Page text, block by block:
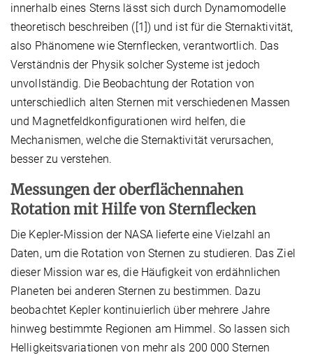
innerhalb eines Sterns lässt sich durch Dynamomodelle
theoretisch beschreiben ([1]) und ist für die Sternaktivität,
also Phänomene wie Sternflecken, verantwortlich. Das
Verständnis der Physik solcher Systeme ist jedoch
unvollständig. Die Beobachtung der Rotation von
unterschiedlich alten Sternen mit verschiedenen Massen
und Magnetfeldkonfigurationen wird helfen, die
Mechanismen, welche die Sternaktivität verursachen,
besser zu verstehen.
Messungen der oberflächennahen
Rotation mit Hilfe von Sternflecken
Die Kepler-Mission der NASA lieferte eine Vielzahl an
Daten, um die Rotation von Sternen zu studieren. Das Ziel
dieser Mission war es, die Häufigkeit von erdähnlichen
Planeten bei anderen Sternen zu bestimmen. Dazu
beobachtet Kepler kontinuierlich über mehrere Jahre
hinweg bestimmte Regionen am Himmel. So lassen sich
Helligkeitsvariationen von mehr als 200 000 Sternen